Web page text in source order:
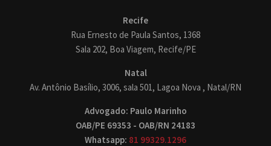
Recife
Rua Ernesto de Paula Santos, 1368
Sala 202, Boa Viagem, Recife/PE
Natal
Av. Antônio Basílio, 3006, sala 501, Lagoa Nova , Natal/RN
Advogado: Paulo Marinho
OAB/PE 69353 - OAB/RN 24183
Whatsapp: 81 99329.1296